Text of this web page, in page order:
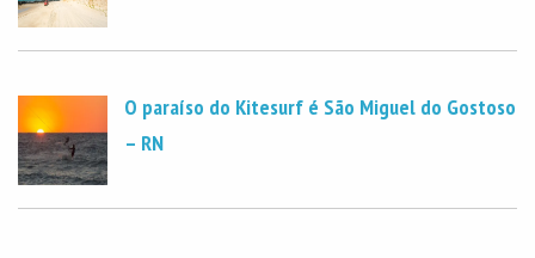
O paraíso do Kitesurf é São Miguel do Gostoso
– RN